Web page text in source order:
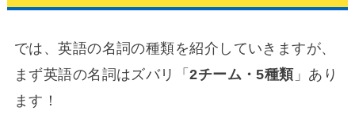
では、英語の名詞の種類を紹介していきますが、
まず英語の名詞はズバリ「2チーム・5種類」あり
ます！